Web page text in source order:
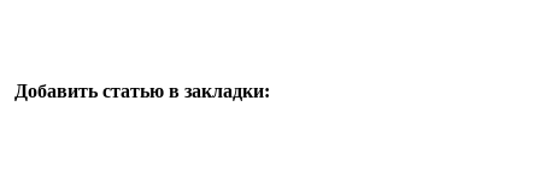
Добавить статью в закладки: